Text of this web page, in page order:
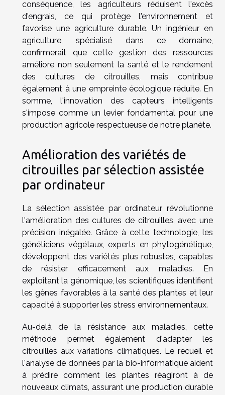
conséquence, les agriculteurs réduisent l'excès
d'engrais, ce qui protège l'environnement et
favorise une agriculture durable. Un ingénieur en
agriculture, spécialisé dans ce domaine,
confirmerait que cette gestion des ressources
améliore non seulement la santé et le rendement
des cultures de citrouilles, mais contribue
également à une empreinte écologique réduite. En
somme, l'innovation des capteurs intelligents
s'impose comme un levier fondamental pour une
production agricole respectueuse de notre planète.
Amélioration des variétés de
citrouilles par sélection assistée
par ordinateur
La sélection assistée par ordinateur révolutionne
l'amélioration des cultures de citrouilles, avec une
précision inégalée. Grâce à cette technologie, les
généticiens végétaux, experts en phytogénétique,
développent des variétés plus robustes, capables
de résister efficacement aux maladies. En
exploitant la génomique, les scientifiques identifient
les gènes favorables à la santé des plantes et leur
capacité à supporter les stress environnementaux.
Au-delà de la résistance aux maladies, cette
méthode permet également d'adapter les
citrouilles aux variations climatiques. Le recueil et
l'analyse de données par la bio-informatique aident
à prédire comment les plantes réagiront à de
nouveaux climats, assurant une production durable